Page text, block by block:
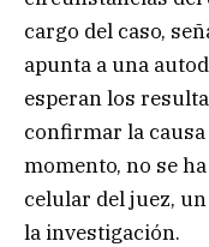
cargo del caso,
apunta a una
esperan los
confirmar la
momento, no se
celular del juez,
la investigación.